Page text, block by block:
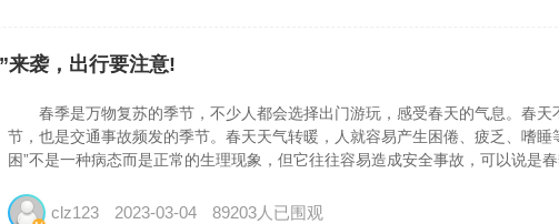
来袭，出行要注意!
春季是万物复苏的季节，不少人都会选择出门游玩，感受春天的气息。春天
节，也是交通事故频发的季节。春天天气转暖，人就容易产生困倦、疲乏、嗜睡
困”不是一种病态而是正常的生理现象，但它往往容易造成安全事故，可以说是春
clz123 2023-03-04
89203人已围观